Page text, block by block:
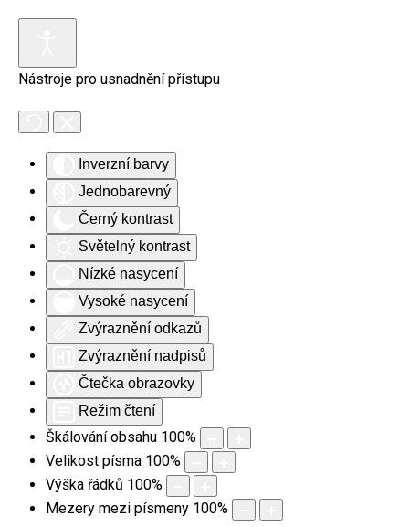
Nástroje pro usnadnění přístupu
Inverzní barvy
Jednobarevný
Černý kontrast
Světelný kontrast
Nízké nasycení
Vysoké nasycení
Zvýraznění odkazů
Zvýraznění nadpisů
Čtečka obrazovky
Režim čtení
Škálování obsahu 100%
Velikost písma 100%
Výška řádků 100%
Mezery mezi písmeny 100%